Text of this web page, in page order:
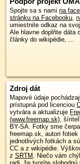
Spojte sa s nami na
stránku na Facebooku,
umiestnite odkaz na
Ale hlavne doplňte dáta
články do wikipédie, ...
Zdroj dát
Mapové údaje
prístupná pod licenciou
vytvára a aktualizuje
(www.freemap.sk),
BY-SA. Fotky sme
freemap.sk, autori fotiek
jednotlivých fotkách a
CC a z wikipédie.
z SRTM . Niečo vám